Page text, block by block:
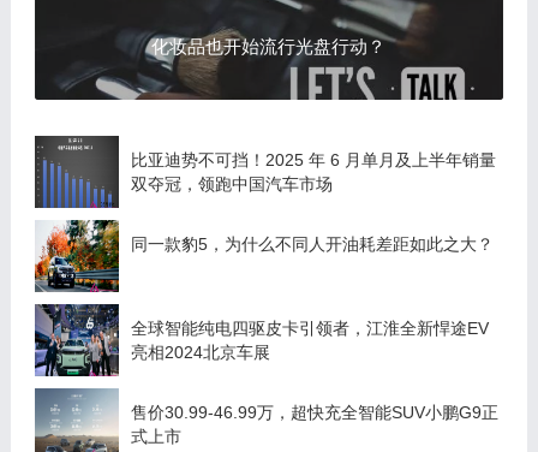
化妆品也开始流行光盘行动？
比亚迪势不可挡！2025 年 6 月单月及上半年销量
双夺冠，领跑中国汽车市场
同一款豹5，为什么不同人开油耗差距如此之大？
全球智能纯电四驱皮卡引领者，江淮全新悍途EV
亮相2024北京车展
售价30.99-46.99万，超快充全智能SUV小鹏G9正
式上市